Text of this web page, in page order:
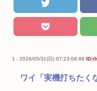
1 : 2026/05/31(日) 07:23:09.89
ワイ「実機打ちたく